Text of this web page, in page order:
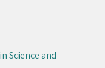
Science and